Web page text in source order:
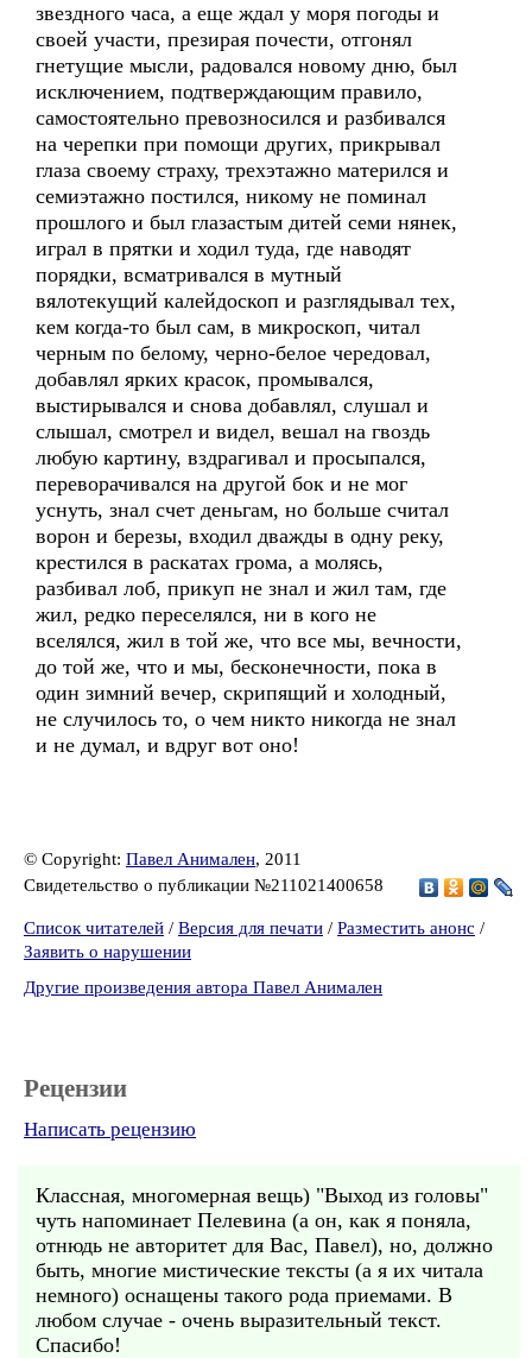
звездного часа, а еще ждал у моря погоды и
своей участи, презирая почести, отгонял
гнетущие мысли, радовался новому дню, был
исключением, подтверждающим правило,
самостоятельно превозносился и разбивался
на черепки при помощи других, прикрывал
глаза своему страху, трехэтажно матерился и
семиэтажно постился, никому не поминал
прошлого и был глазастым дитей семи нянек,
играл в прятки и ходил туда, где наводят
порядки, всматривался в мутный
вялотекущий калейдоскоп и разглядывал тех,
кем когда-то был сам, в микроскоп, читал
черным по белому, черно-белое чередовал,
добавлял ярких красок, промывался,
выстирывался и снова добавлял, слушал и
слышал, смотрел и видел, вешал на гвоздь
любую картину, вздрагивал и просыпался,
переворачивался на другой бок и не мог
уснуть, знал счет деньгам, но больше считал
ворон и березы, входил дважды в одну реку,
крестился в раскатах грома, а молясь,
разбивал лоб, прикуп не знал и жил там, где
жил, редко переселялся, ни в кого не
вселялся, жил в той же, что все мы, вечности,
до той же, что и мы, бесконечности, пока в
один зимний вечер, скрипящий и холодный,
не случилось то, о чем никто никогда не знал
и не думал, и вдруг вот оно!
© Copyright: Павел Анимален, 2011
Свидетельство о публикации №211021400658
Список читателей / Версия для печати / Разместить анонс /
Заявить о нарушении
Другие произведения автора Павел Анимален
Рецензии
Написать рецензию
Классная, многомерная вещь) "Выход из головы"
чуть напоминает Пелевина (а он, как я поняла,
отнюдь не авторитет для Вас, Павел), но, должно
быть, многие мистические тексты (а я их читала
немного) оснащены такого рода приемами. В
любом случае - очень выразительный текст.
Спасибо!